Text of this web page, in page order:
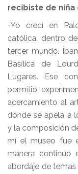
recibiste de
-Yo crecí en
católica, dentro
tercer mundo.
Basílica de
Lugares. Ese
permitió
acercamiento al
donde se apela a
y la composición
mí el museo fue
manera continuó
abordaje de